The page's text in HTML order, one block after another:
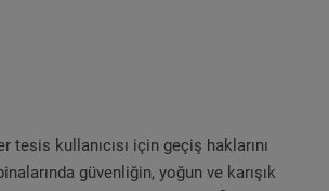
kullanıcısı için geçiş haklarını
güvenliğin, yoğun ve karışık